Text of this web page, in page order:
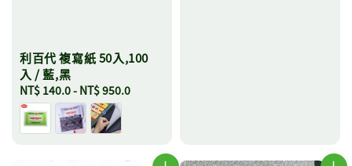
利百代 複寫紙 50入,100
入 / 藍,黑
Regular
price
NT$ 140.0- NT$ 950.0